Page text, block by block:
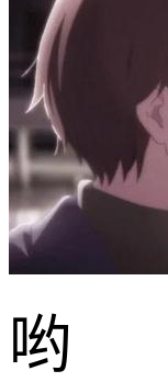
哟